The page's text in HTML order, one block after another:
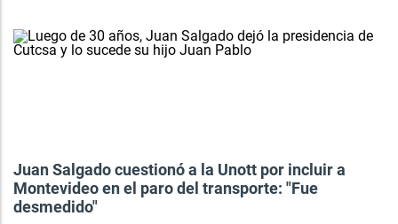
Juan Salgado cuestionó a la Unott por incluir a
Montevideo en el paro del transporte: "Fue
desmedido"